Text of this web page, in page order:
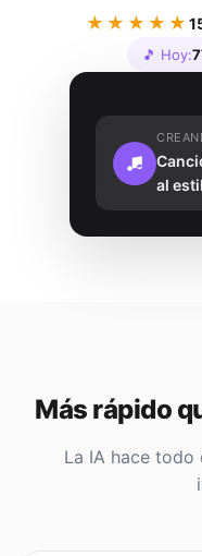
★★★★★
🎵 Hoy:
al
Más rápido
La IA hace todo